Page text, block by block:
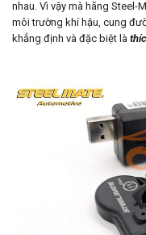
nhau. Vì vậy mà hãng Steel-
môi trường khí hậu, cung
khẳng định và đặc biệt là